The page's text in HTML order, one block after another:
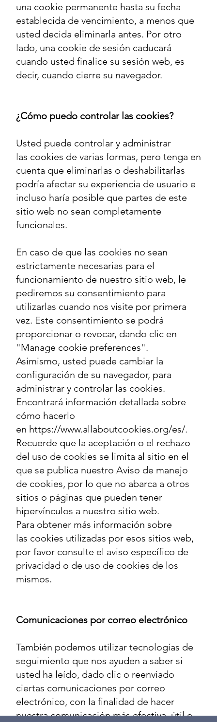
una cookie permanente hasta su fecha
establecida de vencimiento, a menos que
usted decida eliminarla antes. Por otro
lado, una cookie de sesión caducará
cuando usted finalice su sesión web, es
decir, cuando cierre su navegador.
¿Cómo puedo controlar las cookies?
Usted puede controlar y administrar
las cookies de varias formas, pero tenga en
cuenta que eliminarlas o deshabilitarlas
podría afectar su experiencia de usuario e
incluso haría posible que partes de este
sitio web no sean completamente
funcionales.
En caso de que las cookies no sean
estrictamente necesarias para el
funcionamiento de nuestro sitio web, le
pediremos su consentimiento para
utilizarlas cuando nos visite por primera
vez. Este consentimiento se podrá
proporcionar o revocar, dando clic en
"Manage cookie preferences".
Asimismo, usted puede cambiar la
configuración de su navegador, para
administrar y controlar las cookies.
Encontrará información detallada sobre
cómo hacerlo
en https://www.allaboutcookies.org/es/.
Recuerde que la aceptación o el rechazo
del uso de cookies se limita al sitio en el
que se publica nuestro Aviso de manejo
de cookies, por lo que no abarca a otros
sitios o páginas que pueden tener
hipervínculos a nuestro sitio web.
Para obtener más información sobre
las cookies utilizadas por esos sitios web,
por favor consulte el aviso específico de
privacidad o de uso de cookies de los
mismos.
Comunicaciones por correo electrónico
También podemos utilizar tecnologías de
seguimiento que nos ayuden a saber si
usted ha leído, dado clic o reenviado
ciertas comunicaciones por correo
electrónico, con la finalidad de hacer
nuestra comunicación más efectiva, útil e